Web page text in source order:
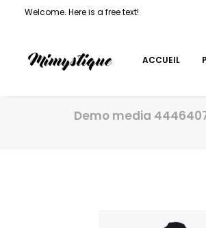
Welcome. Here is a free text!
ACCUEIL
Demo media